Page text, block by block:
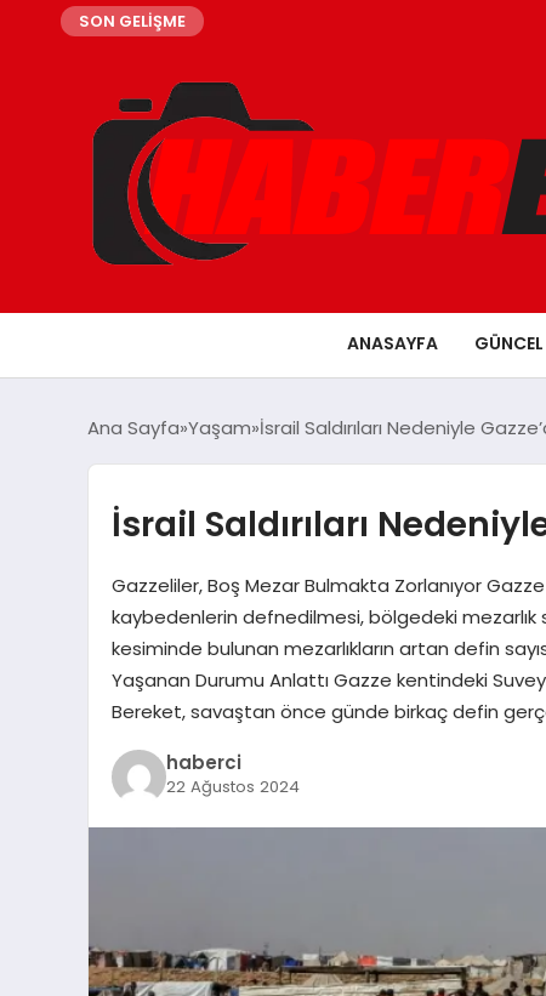
SON GELİŞME
ANASAYFA GÜNCEL
Ana Sayfa Yaşam İsrail Saldırıları Nedeniyle
İsrail Saldırıları
Gazzeliler, Boş Mezar Bulmakta Zorlanıyor Gazze
kaybedenlerin defnedilmesi, bölgedeki mezarlık
kesiminde bulunan mezarlıkların artan defin
Yaşanan Durumu Anlattı Gazze kentindeki
Bereket, savaştan önce günde birkaç defin
haberci
22 Ağustos 2024